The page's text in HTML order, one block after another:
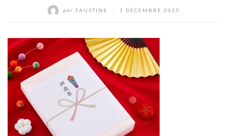
par FAUSTINE 1 DÉCEMBRE 2025